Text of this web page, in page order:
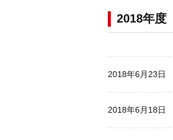
2018年度
2018年6月23日
2018年6月18日